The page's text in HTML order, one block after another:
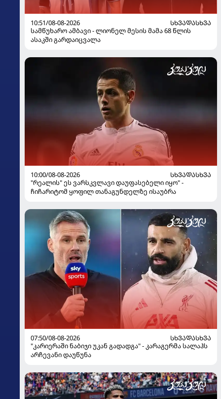
10:51/08-08-2026
ᲡᲮᲕᲐᲓᲐᲡᲮᲕᲐ
სამწუხარო ამბავი - ლიონელ მესის მამა 68 წლის
ასაკში გარდაიცვალა
10:00/08-08-2026
ᲡᲮᲕᲐᲓᲐᲡᲮᲕᲐ
"რეალის" ეს ვარსკვლავი დაუფასებელი იყო" -
ჩიჩარიტომ ყოფილ თანაგუნდელზე ისაუბრა
07:50/08-08-2026
ᲡᲮᲕᲐᲓᲐᲡᲮᲕᲐ
"კარიერაში ნაბიჯი უკან გადადგა" - კარაგერმა სალაჰს
არჩევანი დაუწუნა